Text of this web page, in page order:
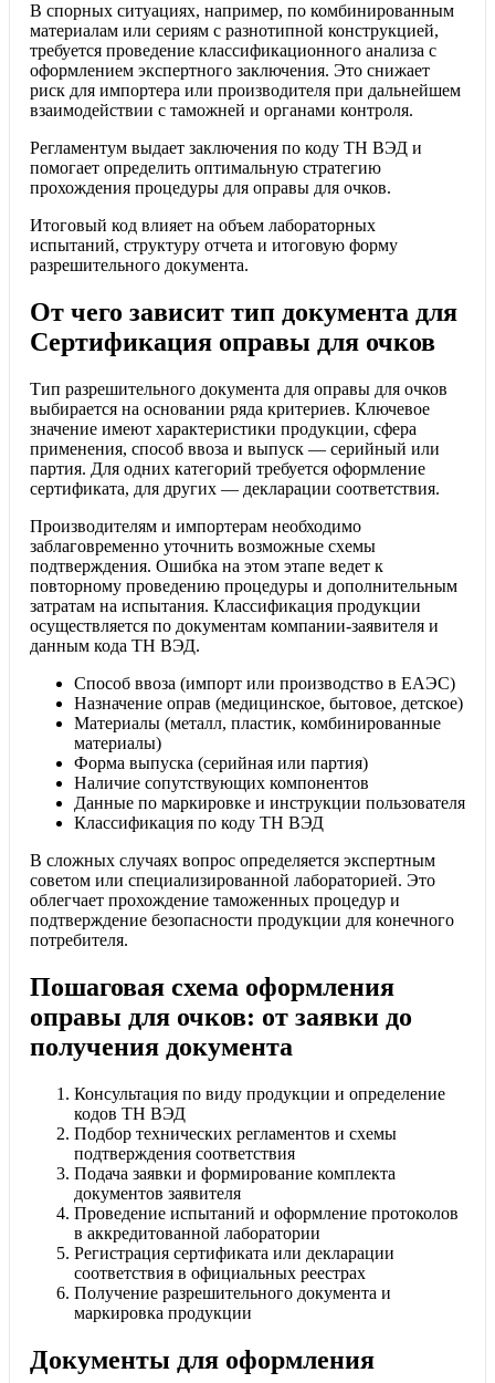
В спорных ситуациях, например, по комбинированным
материалам или сериям с разнотипной конструкцией,
требуется проведение классификационного анализа с
оформлением экспертного заключения. Это снижает
риск для импортера или производителя при дальнейшем
взаимодействии с таможней и органами контроля.
Регламентум выдает заключения по коду ТН ВЭД и
помогает определить оптимальную стратегию
прохождения процедуры для оправы для очков.
Итоговый код влияет на объем лабораторных
испытаний, структуру отчета и итоговую форму
разрешительного документа.
От чего зависит тип документа для
Сертификация оправы для очков
Тип разрешительного документа для оправы для очков
выбирается на основании ряда критериев. Ключевое
значение имеют характеристики продукции, сфера
применения, способ ввоза и выпуск — серийный или
партия. Для одних категорий требуется оформление
сертификата, для других — декларации соответствия.
Производителям и импортерам необходимо
заблаговременно уточнить возможные схемы
подтверждения. Ошибка на этом этапе ведет к
повторному проведению процедуры и дополнительным
затратам на испытания. Классификация продукции
осуществляется по документам компании-заявителя и
данным кода ТН ВЭД.
Способ ввоза (импорт или производство в ЕАЭС)
Назначение оправ (медицинское, бытовое, детское)
Материалы (металл, пластик, комбинированные
материалы)
Форма выпуска (серийная или партия)
Наличие сопутствующих компонентов
Данные по маркировке и инструкции пользователя
Классификация по коду ТН ВЭД
В сложных случаях вопрос определяется экспертным
советом или специализированной лабораторией. Это
облегчает прохождение таможенных процедур и
подтверждение безопасности продукции для конечного
потребителя.
Пошаговая схема оформления
оправы для очков: от заявки до
получения документа
Консультация по виду продукции и определение
кодов ТН ВЭД
Подбор технических регламентов и схемы
подтверждения соответствия
Подача заявки и формирование комплекта
документов заявителя
Проведение испытаний и оформление протоколов
в аккредитованной лаборатории
Регистрация сертификата или декларации
соответствия в официальных реестрах
Получение разрешительного документа и
маркировка продукции
Документы для оформления